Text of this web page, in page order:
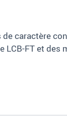
de caractère
FT et